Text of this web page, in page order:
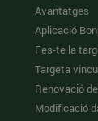
Avantatges
Aplicació
Fes-te la
Targeta
Renovació
Modificació